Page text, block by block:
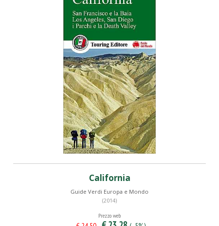
California
Guide Verdi Europa e Mondo
(2014)
Prezzo web